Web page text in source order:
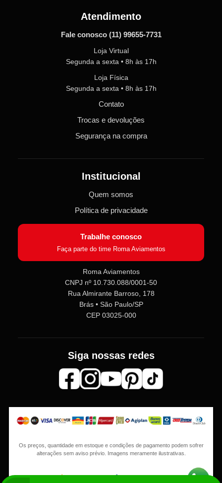
Atendimento
Fale conosco (11) 99655-7731
Loja Virtual
Segunda a sexta • 8h às 17h
Loja Física
Segunda a sexta • 8h às 17h
Contato
Trocas e devoluções
Segurança na compra
Institucional
Quem somos
Política de privacidade
Trabalhe conosco
Faça parte do time Roma Aviamentos
Roma Aviamentos
CNPJ nº 10.730.088/0001-50
Rua Almirante Barroso, 178
Brás • São Paulo/SP
CEP 03025-000
Siga nossas redes
Os preços, quantidade em estoque e condições de pagamento podem sofrer
alterações sem aviso prévio. Imagens meramente ilustrativas.